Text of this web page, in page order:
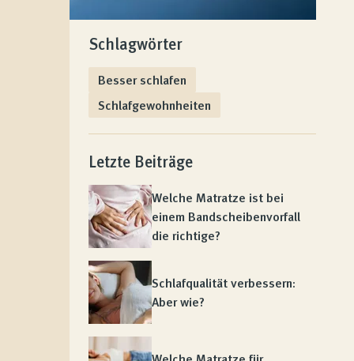
Schlagwörter
Besser schlafen
Schlafgewohnheiten
Letzte Beiträge
Welche Matratze ist bei
einem Bandscheibenvorfall
die richtige?
Schlafqualität verbessern:
Aber wie?